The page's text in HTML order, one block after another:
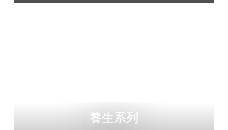
養生系列